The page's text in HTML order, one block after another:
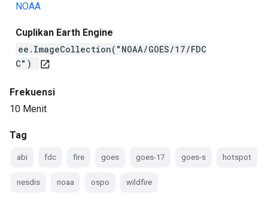
NOAA
Cuplikan Earth Engine
ee.ImageCollection("NOAA/GOES/17/FDC
C")
open_in_new
Frekuensi
10 Menit
Tag
abi fdc fire goes goes-17 goes-s hotspot
nesdis noaa ospo wildfire